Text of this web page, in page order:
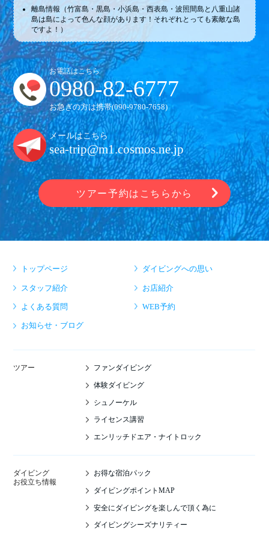
離島情報（竹富島・黒島・小浜島・西表島・波照間島と八重山諸
島は島によって色んな顔があります！それぞれとっても素敵な島
ですよ！）
お電話はこちら
0980-82-6777
お急ぎの方は携帯(090-9780-7658)
メールはこちら
sea-trip@m1.cosmos.ne.jp
ツアー予約はこちらから
トップページ ダイビングへの思い
スタッフ紹介 お店紹介
よくある質問 WEB予約
お知らせ・ブログ
ツアー ファンダイビング
体験ダイビング
シュノーケル
ライセンス講習
エンリッチドエア・ナイトロック
ダイビング
お役立ち情報
お得な宿泊パック
ダイビングポイントMAP
安全にダイビングを楽しんで頂く為に
ダイビングシーズナリティー